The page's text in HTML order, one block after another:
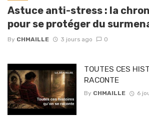
Astuce anti-stress : la
pour se protéger du
By CHMAILLE 3 jours ago 0
TOUTES CES
RACONTE
By CHMAILLE 6